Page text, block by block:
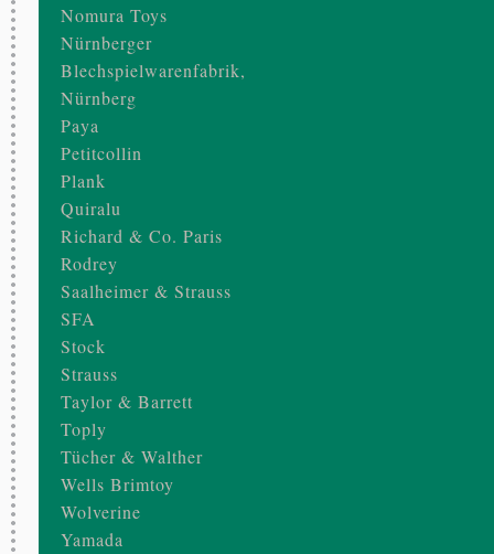
Nomura Toys
Nürnberger
Blechspielwarenfabrik,
Nürnberg
Paya
Petitcollin
Plank
Quiralu
Richard & Co. Paris
Rodrey
Saalheimer & Strauss
SFA
Stock
Strauss
Taylor & Barrett
Toply
Tücher & Walther
Wells Brimtoy
Wolverine
Yamada